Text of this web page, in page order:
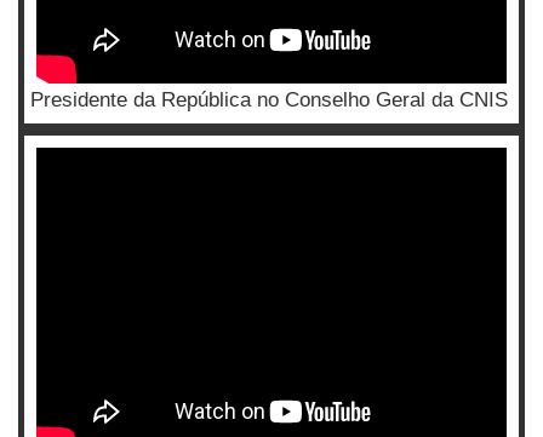
Presidente da República no Conselho Geral da CNIS